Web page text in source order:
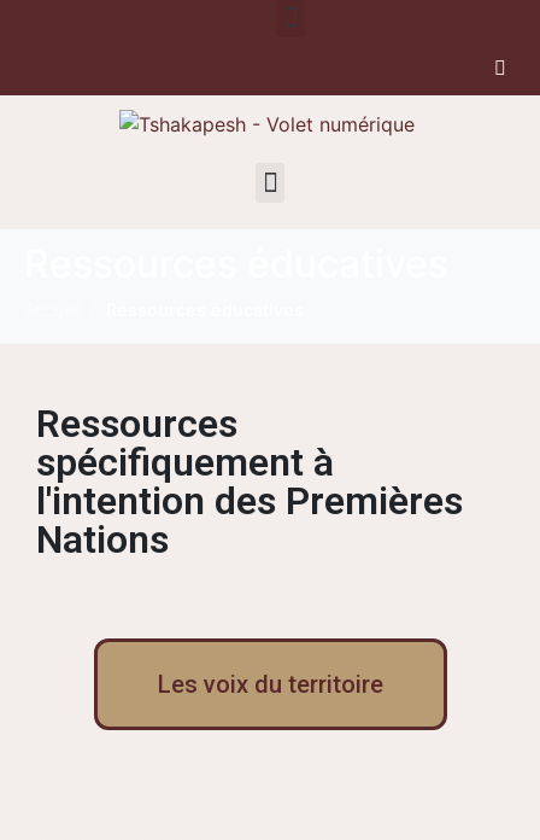
Ressources
spécifiquement à
l'intention des Premières
Nations
Les voix du territoire